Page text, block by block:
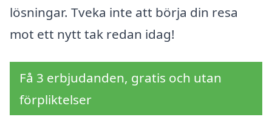
lösningar. Tveka inte att börja din resa
mot ett nytt tak redan idag!
Få 3 erbjudanden, gratis och utan
förpliktelser